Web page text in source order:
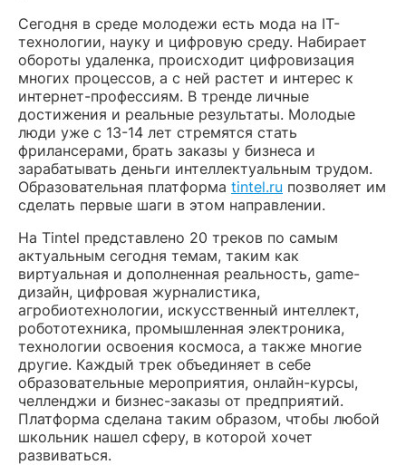
Сегодня в среде молодежи есть мода на IT-
технологии, науку и цифровую среду. Набирает
обороты удаленка, происходит цифровизация
многих процессов, а с ней растет и интерес к
интернет-профессиям. В тренде личные
достижения и реальные результаты. Молодые
люди уже с 13-14 лет стремятся стать
фрилансерами, брать заказы у бизнеса и
зарабатывать деньги интеллектуальным трудом.
Образовательная платформа tintel.ru позволяет им
сделать первые шаги в этом направлении.
На Tintel представлено 20 треков по самым
актуальным сегодня темам, таким как
виртуальная и дополненная реальность, game-
дизайн, цифровая журналистика,
агробиотехнологии, искусственный интеллект,
робототехника, промышленная электроника,
технологии освоения космоса, а также многие
другие. Каждый трек объединяет в себе
образовательные мероприятия, онлайн-курсы,
челленджи и бизнес-заказы от предприятий.
Платформа сделана таким образом, чтобы любой
школьник нашел сферу, в которой хочет
развиваться.